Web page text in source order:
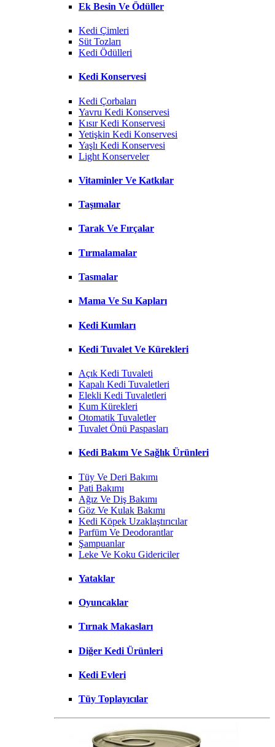
Ek Besin Ve Ödüller
Kedi Çimleri
Süt Tozları
Kedi Ödülleri
Kedi Konservesi
Kedi Çorbaları
Yavru Kedi Konservesi
Kısır Kedi Konservesi
Yetişkin Kedi Konservesi
Yaşlı Kedi Konservesi
Light Konserveler
Vitaminler Ve Katkılar
Taşımalar
Tarak Ve Fırçalar
Tırmalamalar
Tasmalar
Mama Ve Su Kapları
Kedi Kumları
Kedi Tuvalet Ve Kürekleri
Açık Kedi Tuvaleti
Kapalı Kedi Tuvaletleri
Elekli Kedi Tuvaletleri
Kum Kürekleri
Otomatik Tuvaletler
Tuvalet Önü Paspasları
Kedi Bakım Ve Sağlık Ürünleri
Tüy Ve Deri Bakımı
Pati Bakımı
Ağız Ve Diş Bakımı
Göz Ve Kulak Bakımı
Kedi Köpek Uzaklaştırıcılar
Parfüm Ve Deodorantlar
Şampuanlar
Leke Ve Koku Gidericiler
Yataklar
Oyuncaklar
Tırnak Makasları
Diğer Kedi Ürünleri
Kedi Evleri
Tüy Toplayıcılar